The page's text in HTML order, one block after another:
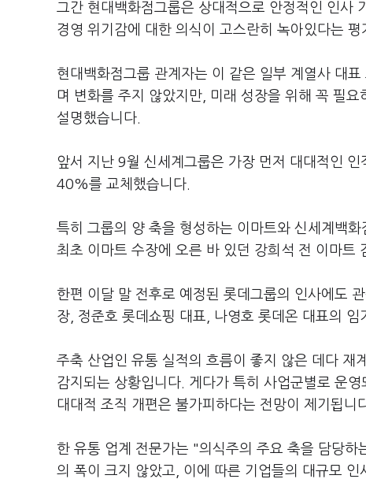
그간 현대백화점그룹은 상대적으로 안정적인 인사
경영 위기감에 대한 의식이 고스란히 녹아있다는 평
현대백화점그룹 관계자는 이 같은 일부 계열사 대
며 변화를 주지 않았지만, 미래 성장을 위해 꼭 필
설명했습니다.
앞서 지난 9월 신세계그룹은 가장 먼저 대대적인
40%를 교체했습니다.
특히 그룹의 양 축을 형성하는 이마트와 신세계백
최초 이마트 수장에 오른 바 있던 강희석 전 이마트
한편 이달 말 전후로 예정된 롯데그룹의 인사에도
장, 정준호 롯데쇼핑 대표, 나영호 롯데온 대표의 임
주축 산업인 유통 실적의 흐름이 좋지 않은 데다
감지되는 상황입니다. 게다가 특히 사업군별로 운
대대적 조직 개편은 불가피하다는 전망이 제기됩니
한 유통 업계 전문가는 "의식주의 주요 축을 담당
의 폭이 크지 않았고, 이에 따른 기업들의 대규모